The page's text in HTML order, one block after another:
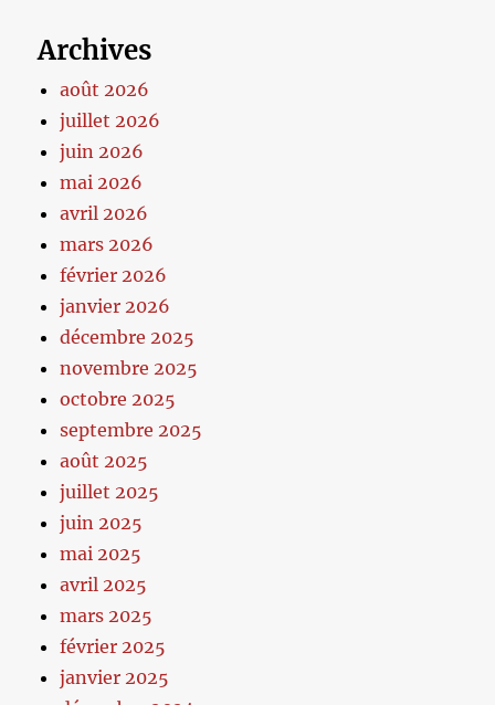
Archives
août 2026
juillet 2026
juin 2026
mai 2026
avril 2026
mars 2026
février 2026
janvier 2026
décembre 2025
novembre 2025
octobre 2025
septembre 2025
août 2025
juillet 2025
juin 2025
mai 2025
avril 2025
mars 2025
février 2025
janvier 2025